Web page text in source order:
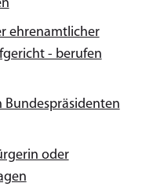
ehrenamtlicher
- berufen
Bundespräsidenten
oder